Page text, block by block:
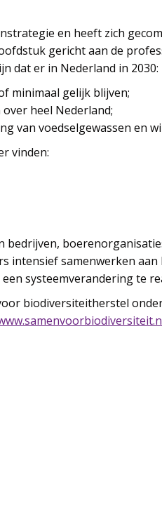
en heeft zich
gericht aan de
dat er in Nederland in 2030:
minimaal gelijk blijven;
heel Nederland;
van voedselgewassen en
vinden:
bedrijven,
intensief samenwerken
systeemverandering te
biodiversiteitherstel